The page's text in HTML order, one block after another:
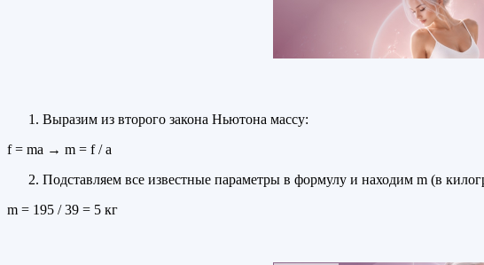
Выразим из второго закона Ньютона массу:
f = ma → m = f / a
Подставляем все известные параметры в формулу и находим m (в
m = 195 / 39 = 5 кг